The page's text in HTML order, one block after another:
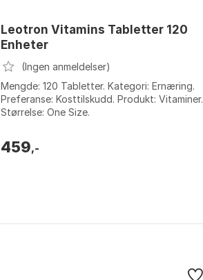
Leotron Vitamins Tabletter 120
Enheter
(Ingen anmeldelser)
Mengde: 120 Tabletter. Kategori: Ernæring.
Preferanse: Kosttilskudd. Produkt: Vitaminer.
Størrelse: One Size.
459,-